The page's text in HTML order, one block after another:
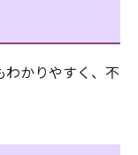
わかりやすく、不